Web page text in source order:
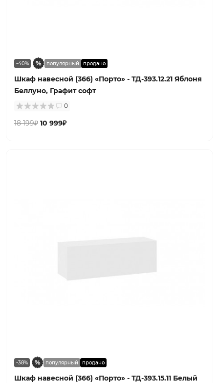
-40% популярный продано
Шкаф навесной (366) «Порто» - ТД-393.12.21 Яблоня
Беллуно, Графит софт
0
18 199₽ 10 999₽
-38% популярный продано
Шкаф навесной (366) «Порто» - ТД-393.15.11 Белый